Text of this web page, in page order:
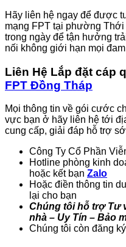
Hãy liên hệ ngay để được
mạng FPT tại phường
trong ngày để tận hưởng
nối không giới hạn mọi
Liên Hệ Lắp đặt cáp
FPT Đồng Tháp
Mọi thông tin về gói cước
vực bạn ở hãy liên hệ tới
cung cấp, giải đáp hỗ trợ
Công Ty Cổ Phần
Hotline phòng kinh
hoặc kết bạn Zalo
Hoặc điền thông tin
lại cho bạn
Chúng tôi hỗ trợ Tư
nhà – Uy Tín – Bảo
Chúng tôi còn đăng ký